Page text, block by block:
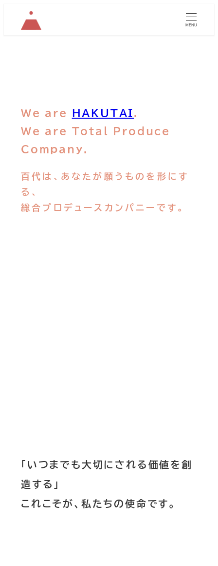
MENU
We are HAKUTAI.
We are Total Produce
Company.
百代は、あなたが願うものを形にす
る、
総合プロデュースカンパニーです。
「いつまでも大切にされる価値を創
造する」
これこそが、私たちの使命です。